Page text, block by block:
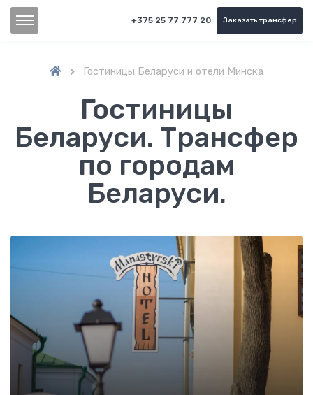
+375 25 77 777 20 Заказать трансфер
 Гостиницы Беларуси и отели Минска
Гостиницы
Беларуси. Трансфер
по городам
Беларуси.